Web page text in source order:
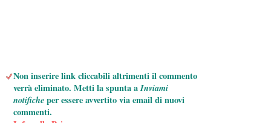
Non inserire link cliccabili altrimenti il commento
verrà eliminato. Metti la spunta aInviami
notificheper essere avvertito via email di nuovi
commenti.